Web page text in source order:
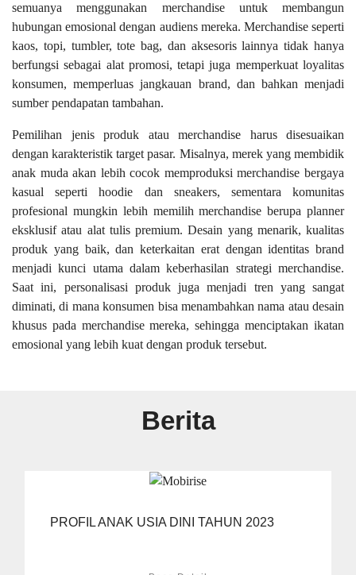
semuanya menggunakan merchandise untuk membangun
hubungan emosional dengan audiens mereka. Merchandise seperti
kaos, topi, tumbler, tote bag, dan aksesoris lainnya tidak hanya
berfungsi sebagai alat promosi, tetapi juga memperkuat loyalitas
konsumen, memperluas jangkauan brand, dan bahkan menjadi
sumber pendapatan tambahan.
Pemilihan jenis produk atau merchandise harus disesuaikan
dengan karakteristik target pasar. Misalnya, merek yang membidik
anak muda akan lebih cocok memproduksi merchandise bergaya
kasual seperti hoodie dan sneakers, sementara komunitas
profesional mungkin lebih memilih merchandise berupa planner
eksklusif atau alat tulis premium. Desain yang menarik, kualitas
produk yang baik, dan keterkaitan erat dengan identitas brand
menjadi kunci utama dalam keberhasilan strategi merchandise.
Saat ini, personalisasi produk juga menjadi tren yang sangat
diminati, di mana konsumen bisa menambahkan nama atau desain
khusus pada merchandise mereka, sehingga menciptakan ikatan
emosional yang lebih kuat dengan produk tersebut.
Berita
PROFIL ANAK USIA DINI TAHUN 2023